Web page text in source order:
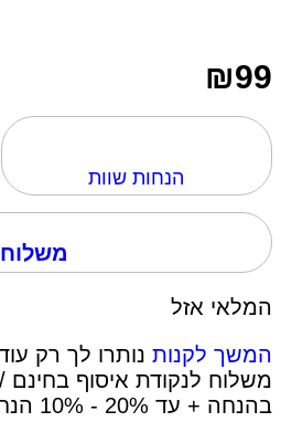
₪99
הנחות שוות
משלוח
המלאי אזל
המשך לקנות נותרו לך רק
משלוח לנקודת איסוף
בהנחה + עד 20% - 10% הנחה!